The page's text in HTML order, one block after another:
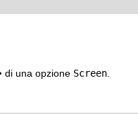
una opzione Screen